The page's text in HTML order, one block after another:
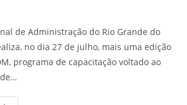
de Administração do Rio Grande do
no dia 27 de julho, mais uma edição
programa de capacitação voltado ao